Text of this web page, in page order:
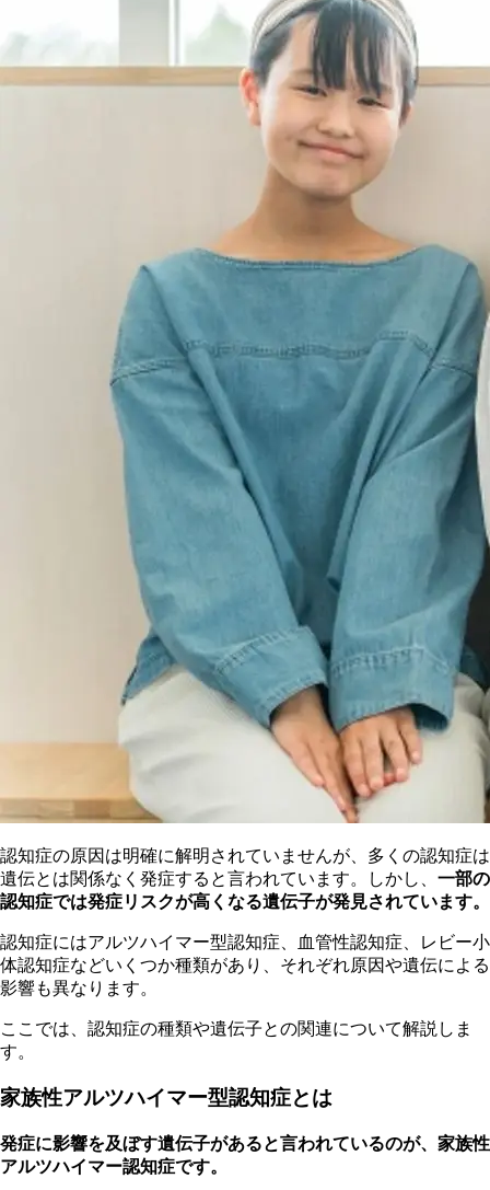
認知症の原因は明確に解明されていませんが、多くの認知症は
遺伝とは関係なく発症すると言われています。しかし、 一部の
認知症では発症リスクが高くなる遺伝子が発見されています。
認知症にはアルツハイマー型認知症、血管性認知症、レビー小
体認知症などいくつか種類があり、それぞれ原因や遺伝による
影響も異なります。
ここでは、認知症の種類や遺伝子との関連について解説しま
す。
家族性アルツハイマー型認知症とは
発症に影響を及ぼす遺伝子があると言われているのが、家族性
アルツハイマー認知症です。